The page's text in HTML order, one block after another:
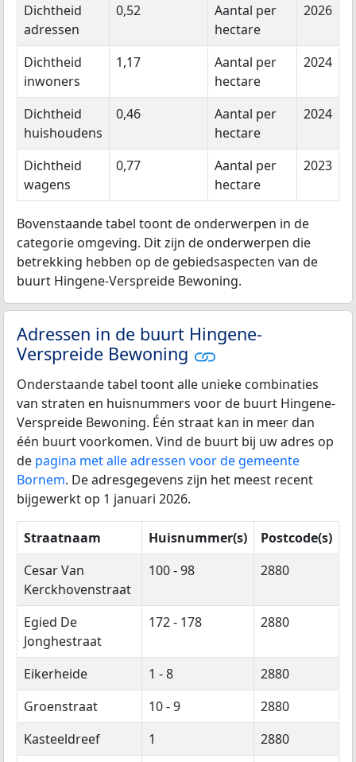
Dichtheid
adressen
0,52
Aantal per
hectare
2026
Dichtheid
inwoners
1,17
Aantal per
hectare
2024
Dichtheid
huishoudens
0,46
Aantal per
hectare
2024
Dichtheid
wagens
0,77
Aantal per
hectare
2023
Bovenstaande tabel toont de onderwerpen in de
categorie omgeving. Dit zijn de onderwerpen die
betrekking hebben op de gebiedsaspecten van de
buurt Hingene-Verspreide Bewoning.
Adressen in de buurt Hingene-
Verspreide Bewoning
Onderstaande tabel toont alle unieke combinaties
van straten en huisnummers voor de buurt Hingene-
Verspreide Bewoning. Één straat kan in meer dan
één buurt voorkomen. Vind de buurt bij uw adres op
de pagina met alle adressen voor de gemeente
Bornem. De adresgegevens zijn het meest recent
bijgewerkt op 1 januari 2026.
Straatnaam Huisnummer(s)
Postcode(s)
Cesar Van
Kerckhovenstraat
100 - 98 2880
Egied De
Jonghestraat
172 - 178 2880
Eikerheide 1 - 8
2880
Groenstraat
10 - 9
2880
Kasteeldreef
1
2880